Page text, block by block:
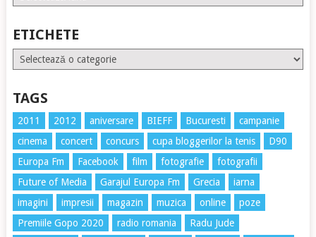
ETICHETE
Etichete
TAGS
2011 2012 aniversare BIEFF Bucuresti
campanie
cinema
concert concurs cupa bloggerilor la tenis
D90
Europa Fm
Facebook film fotografie
fotografii
Future of Media
Garajul Europa Fm Grecia
iarna
imagini
impresii magazin muzica online
poze
Premiile Gopo 2020
radio romania
Radu Jude